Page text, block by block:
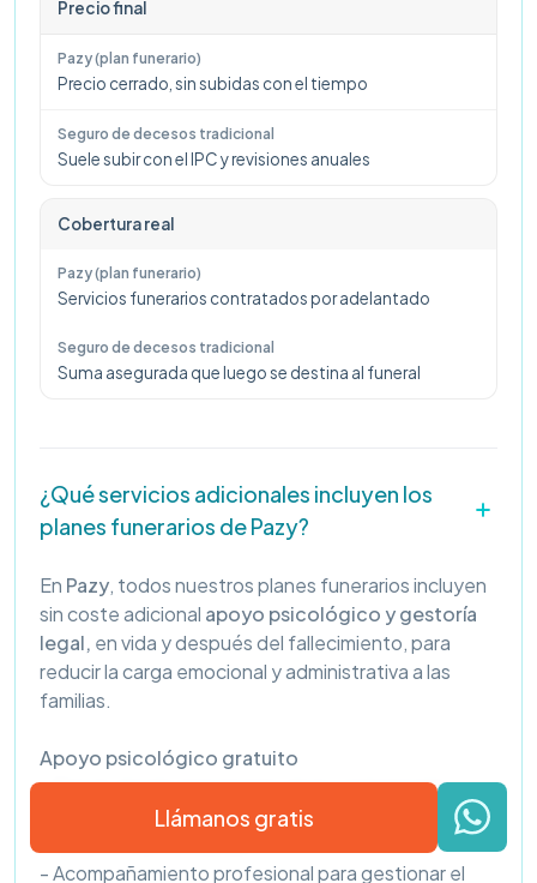
Llámanos gratis
Precio final
Precio cerrado, sin subidas con el tiempo
Suele subir con el IPC y revisiones anuales
Cobertura real
Servicios funerarios contratados por adelantado
Suma asegurada que luego se destina al funeral
¿Qué servicios adicionales incluyen los
planes funerarios de Pazy?
En Pazy, todos nuestros planes funerarios incluyen
sin coste adicional apoyo psicológico y gestoría
legal, en vida y después del fallecimiento, para
reducir la carga emocional y administrativa a las
familias.
Apoyo psicológico gratuito
- Para ti, desde el momento de la contratación.
- Para tu familia, durante 1 año tras el fallecimiento.
- Acompañamiento profesional para gestionar el